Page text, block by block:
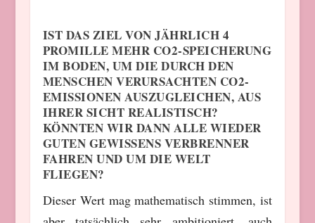
IST DAS ZIEL VON JÄHRLICH 4
PROMILLE MEHR CO2-SPEICHERUNG
IM BODEN, UM DIE DURCH DEN
MENSCHEN VERURSACHTEN CO2-
EMISSIONEN AUSZUGLEICHEN, AUS
IHRER SICHT REALISTISCH?
KÖNNTEN WIR DANN ALLE WIEDER
GUTEN GEWISSENS VERBRENNER
FAHREN UND UM DIE WELT
FLIEGEN?
Dieser Wert mag mathematisch stimmen, ist